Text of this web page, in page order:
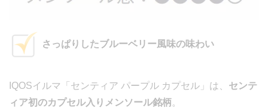
さっぱりしたブルーベリー風味の味わい
IQOSイルマ「センティア パープル カプセル」は、 センテ
ィア初のカプセル入りメンソール銘柄。